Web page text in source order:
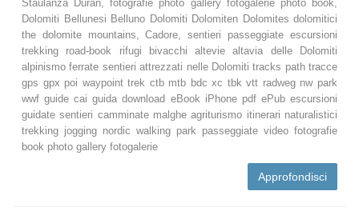
Staulanza Duran, fotografie photo gallery fotogalerie photo book,
Dolomiti Bellunesi Belluno Dolomiti Dolomiten Dolomites dolomitici
the dolomite mountains, Cadore, sentieri passeggiate escursioni
trekking road-book rifugi bivacchi altevie altavia delle Dolomiti
alpinismo ferrate sentieri attrezzati nelle Dolomiti tracks path tracce
gps gpx poi waypoint trek ctb mtb bdc xc tbk vtt radweg nw park
wwf guide cai guida download eBook iPhone pdf ePub escursioni
guidate sentieri camminate malghe agriturismo itinerari naturalistici
trekking jogging nordic walking park passeggiate video fotografie
book photo gallery fotogalerie
Approfondisci